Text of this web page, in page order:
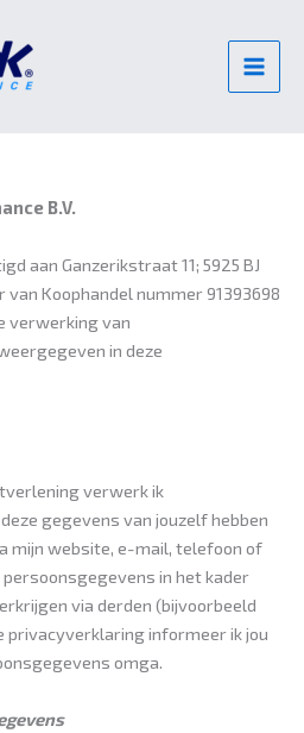
B.V.
aan Ganzerikstraat 11; 5925 BJ
van Koophandel nummer 91393698
verwerking van
in deze
verwerk ik
gegevens van jouzelf hebben
mijn website, e-mail, telefoon of
in het kader
via derden (bijvoorbeeld
privacyverklaring informeer ik jou
omga.